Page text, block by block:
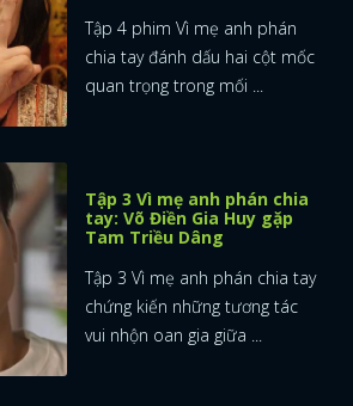
Tập 4 phim Vì mẹ anh phán
chia tay đánh dấu hai cột mốc
quan trọng trong mối ...
Tập 3 Vì mẹ anh phán chia
tay: Võ Điền Gia Huy gặp
Tam Triều Dâng
Tập 3 Vì mẹ anh phán chia tay
chứng kiến những tương tác
vui nhộn oan gia giữa ...